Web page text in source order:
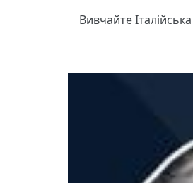
Вивчайте Італійська